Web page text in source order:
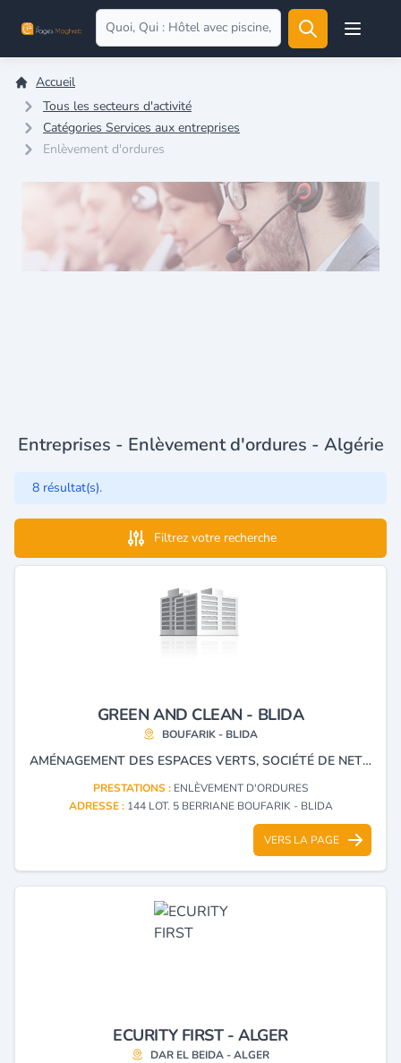
Open
Accueil
Tous les secteurs d'activité
Catégories Services aux entreprises
Enlèvement d'ordures
Entreprises - Enlèvement d'ordures - Algérie
8 résultat(s).
Filtrez votre recherche
GREEN AND CLEAN - BLIDA
BOUFARIK - BLIDA
AMÉNAGEMENT DES ESPACES VERTS, SOCIÉTÉ DE NETTOYAGE (FEMMES DE MÉNAGES), RAMASSAGE DES ORDURES
PRESTATIONS : ENLÈVEMENT D'ORDURES
ADRESSE : 144 LOT. 5 BERRIANE BOUFARIK - BLIDA
VERS LA PAGE
ECURITY FIRST - ALGER
DAR EL BEIDA - ALGER